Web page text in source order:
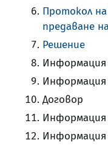
Протокол
предаване
Решение
Информация
Информация
Договор
Информация
Информация